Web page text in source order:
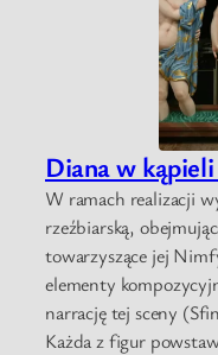
Diana w
W ramach realizacji
rzeźbiarską,
towarzyszące jej
elementy
narrację tej sceny
Każda z figur